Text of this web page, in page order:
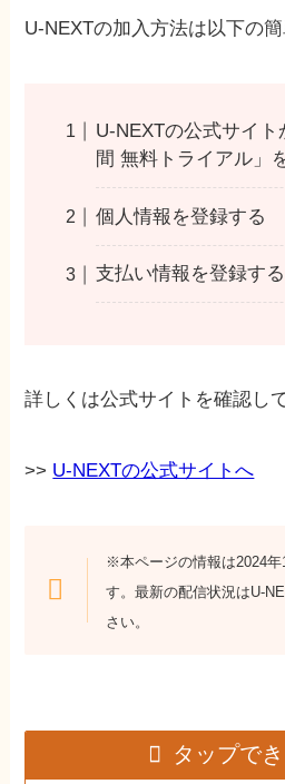
U-NEXTの加入方法は以下の簡
U-NEXTの公式サイト
間 無料トライアル」
個人情報を登録する
支払い情報を登録する
詳しくは公式サイトを確認し
>> U-NEXTの公式サイトへ
※本ページの情報は2024
す。最新の配信状況はU-
さい。
タップで